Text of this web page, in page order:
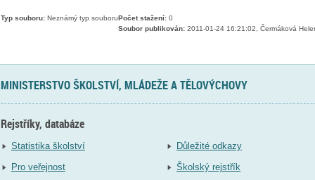
Typ souboru:Neznámý typ souboru Počet stažení:0
Soubor publikován:2011-01-24 16:21:02, Čermáková
MINISTERSTVO ŠKOLSTVÍ, MLÁDEŽE A TĚLOVÝCHOVY
Rejstříky, databáze
Statistika školství
Pro veřejnost
Důležité odkazy
Školský rejstřík